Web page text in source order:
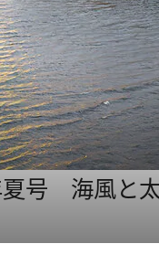
号 海風と